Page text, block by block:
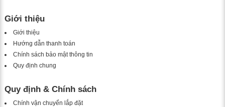
Giới thiệu
Giới thiệu
Hướng dẫn thanh toán
Chính sách bảo mật thông tin
Quy định chung
Quy định & Chính sách
Chính vận chuyển lắp đặt